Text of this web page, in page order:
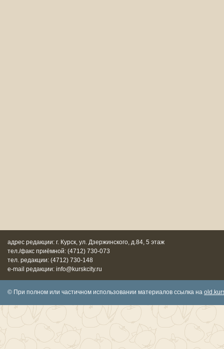
адрес редакции: г. Курск, ул. Дзержинского, д.84, 5 этаж
тел./факс приёмной: (4712) 730-073
тел. редакции: (4712) 730-148
e-mail редакции: info@kurskcity.ru
© При полном или частичном использовании материалов ссылка на